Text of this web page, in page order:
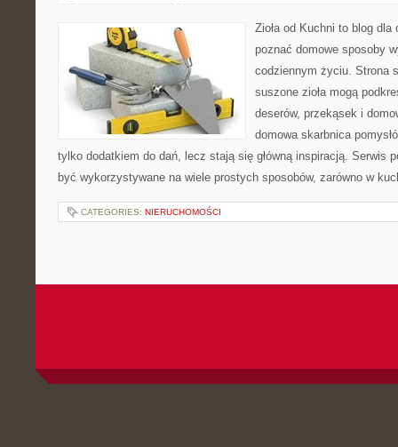
Zioła od Kuchni to blog
poznać domowe sposoby
codziennym życiu. Strona
suszone zioła mogą
deserów, przekąsek i
domowa skarbnica
tylko dodatkiem do dań, lecz stają się główną inspiracją. Serwis
być wykorzystywane na wiele prostych sposobów, zarówno w
CATEGORIES: NIERUCHOMOŚCI